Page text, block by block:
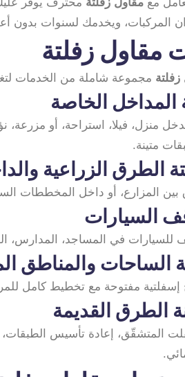
المركبات، ويخدمك لسنوات بدون
مقاول زفلتة
مجموعة شاملة من الخدمات
منزل، فيلا، استراحة، أو
متينة.
بين المزارع، أو داخل المخططات
للسيارات في المساجد، المدارس،
مفتوحة مع تخطيط كامل
المتشقّق، إعادة تأسيس